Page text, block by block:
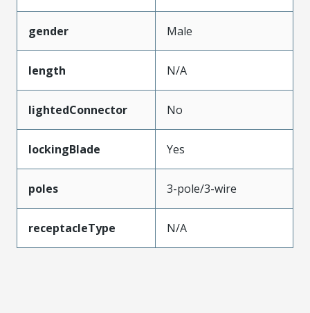
gender Male
length N/A
lightedConnector No
lockingBlade Yes
poles 3-pole/3-wire
receptacleType N/A